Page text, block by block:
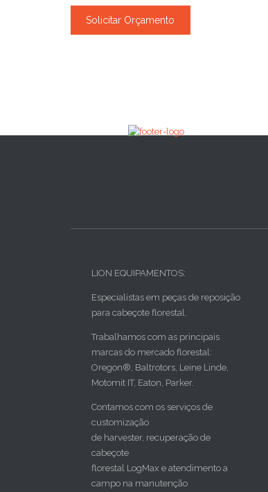
Solicitar Orçamento
LION EQUIPAMENTOS:
Especialistas em peças de reposição
para cabeçote florestal.
Trabalhamos com as principais
marcas do mercado florestal:
Oregon®, Baltrotors, Leine Linde,
Motomit IT, Eaton, Parker.
Contamos com os serviços de
customização
de harvester, recuperação de
cabeçote
florestal LogMax e atendimento a
campo na manutenção